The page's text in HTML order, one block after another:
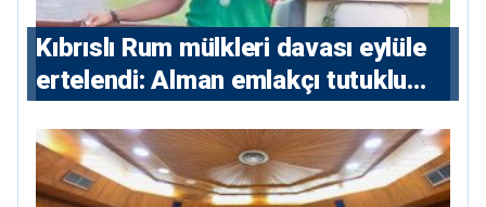
Kıbrıslı Rum mülkleri davası eylüle
ertelendi: Alman emlakçı tutuklu